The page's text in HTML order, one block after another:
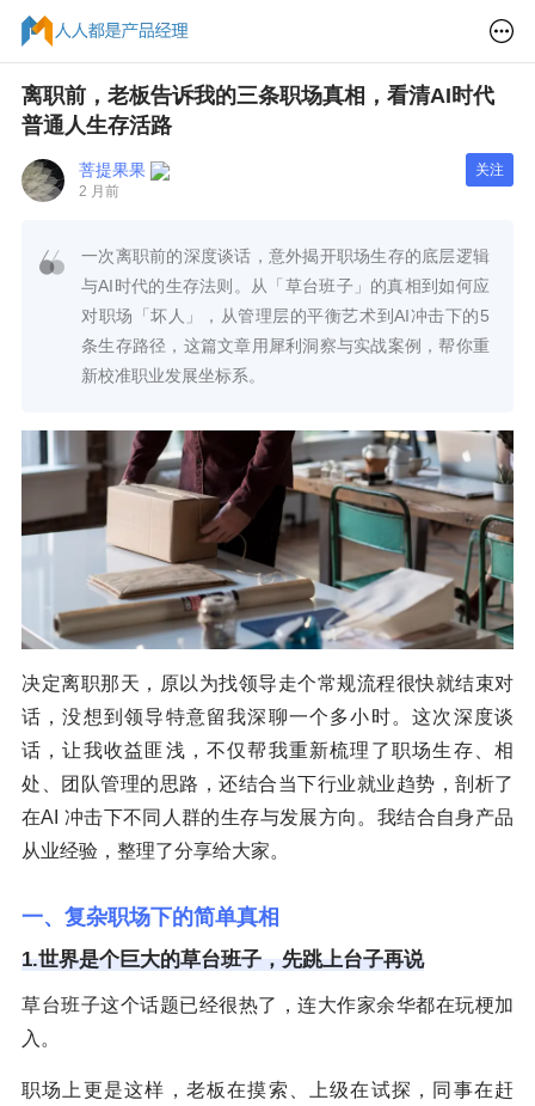
离职前，老板告诉我的三条职场真相，看清AI时代
普通人生存活路
菩提果果
2 月前
关注
一次离职前的深度谈话，意外揭开职场生存的底层逻辑
与AI时代的生存法则。从「草台班子」的真相到如何应
对职场「坏人」，从管理层的平衡艺术到AI冲击下的5
条生存路径，这篇文章用犀利洞察与实战案例，帮你重
新校准职业发展坐标系。
决定离职那天，原以为找领导走个常规流程很快就结束对
话，没想到领导特意留我深聊一个多小时。这次深度谈
话，让我收益匪浅，不仅帮我重新梳理了职场生存、相
处、团队管理的思路，还结合当下行业就业趋势，剖析了
在AI 冲击下不同人群的生存与发展方向。我结合自身产品
从业经验，整理了分享给大家。
一、复杂职场下的简单真相
1.世界是个巨大的草台班子，先跳上台子再说
草台班子这个话题已经很热了，连大作家余华都在玩梗加
入。
职场上更是这样，老板在摸索、上级在试探，同事在赶